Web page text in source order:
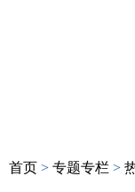
首页 > 专题专栏 >